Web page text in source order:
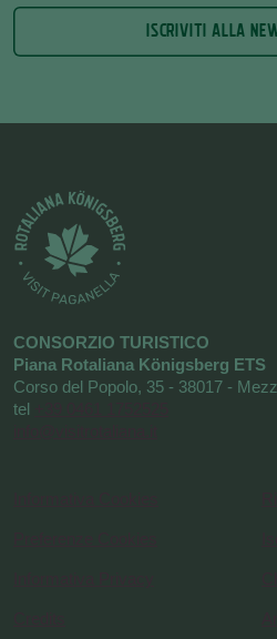
ISCRIVITI ALLA
CONSORZIO TURISTICO
Piana Rotaliana Königsberg ETS
Corso del Popolo, 35 - 38017 -
tel